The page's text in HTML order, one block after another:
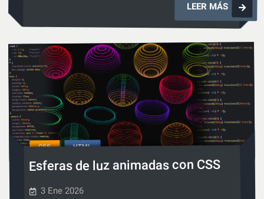
LEER MÁSEstilos
para
CSS HTML
Esferas de luz animadas con CSS
3 Ene 2026